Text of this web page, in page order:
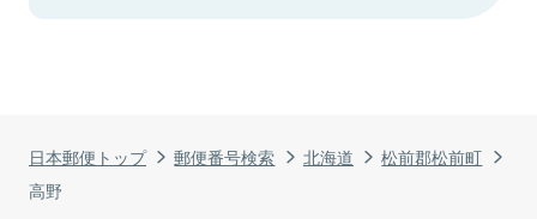
日本郵便トップ 郵便番号検索 北海道
松前郡松前町
高野